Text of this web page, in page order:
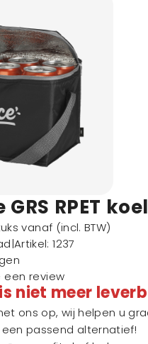
RPET
vanaf (incl. BTW)
|Artikel: 1237
een review
niet meer
ons op, wij helpen u
passend alternatief!